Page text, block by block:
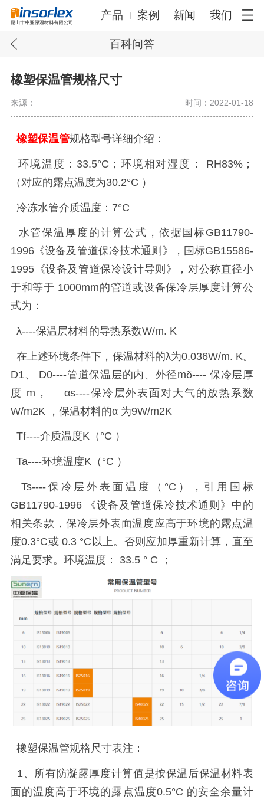
产品 案例 新闻 我们
百科问答
橡塑保温管规格尺寸
来源： 时间：2022-01-18
橡塑保温管规格型号详细介绍：
环境温度： 33.5°C ；环境相对湿度： RH83% ；
（对应的露点温度为30.2°C ）
冷冻水管介质温度： 7°C
水管保温厚度的计算公式，依据国标GB11790-
1996《设备及管道保冷技术通则》，国标GB15586-
1995《设备及管道保冷设计导则》，对公称直径小
于和等于 1000mm的管道或设备保冷层厚度计算公
式为：
λ----保温层材料的导热系数W/m. K
在上述环境条件下，保温材料的λ为0.036W/m. K。
D1 、 D0----管道保温层的内、外径mδ---- 保冷层厚
度 m ， αs----保冷层外表面对大气的放热系数
W/m2K
，保温材料的α 为9W/m2K
Tf----介质温度K（°C ）
Ta----环境温度K（°C ）
Ts----保冷层外表面温度（°C ），引用国标
GB11790-1996
《设备及管道保冷技术通则》中的
相关条款，保冷层外表面温度应高于环境的露点温
度0.3°C或 0.3 °C 以上。否则应加厚重新计算，直至
满足要求。环境温度： 33.5 ° C ；
橡塑保温管规格尺寸表注：
1 、所有防凝露厚度计算值是按保温后保温材料表
面的温度高于环境的露点温度0.5°C 的安全余量计